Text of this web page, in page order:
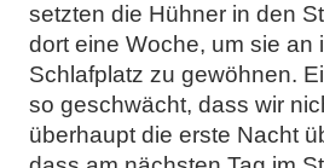
setzten die Hühner in den
dort eine Woche, um sie an
Schlafplatz zu gewöhnen.
so geschwächt, dass wir
überhaupt die erste Nacht